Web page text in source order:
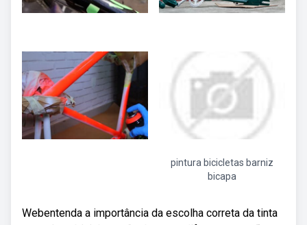
pintura bicicletas barniz
bicapa
Webentenda a importância da escolha correta da tinta